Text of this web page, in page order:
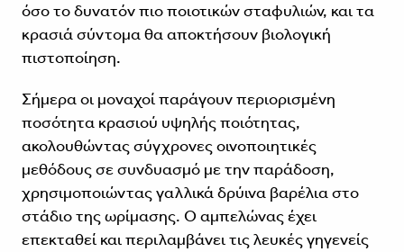
όσο το δυνατόν πιο ποιοτικών σταφυλιών, και τα
κρασιά σύντομα θα αποκτήσουν βιολογική
πιστοποίηση.
Σήμερα οι μοναχοί παράγουν περιορισμένη
ποσότητα κρασιού υψηλής ποιότητας,
ακολουθώντας σύγχρονες οινοποιητικές
μεθόδους σε συνδυασμό με την παράδοση,
χρησιμοποιώντας γαλλικά δρύινα βαρέλια στο
στάδιο της ωρίμασης. Ο αμπελώνας έχει
επεκταθεί και περιλαμβάνει τις λευκές γηγενείς